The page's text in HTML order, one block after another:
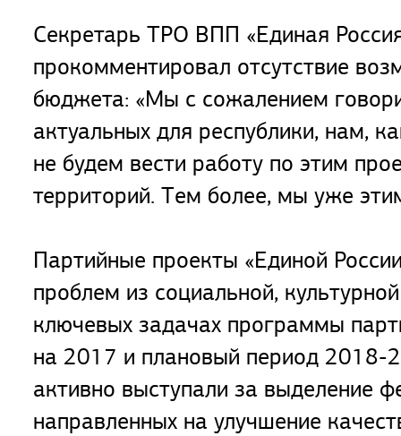
Секретарь ТРО ВПП «Единая
прокомментировал отсутствие
бюджета: «Мы с сожалением
актуальных для республики, нам,
не будем вести работу по этим
территорий. Тем более, мы уже
Партийные проекты «Единой
проблем из социальной,
ключевых задачах программы
на 2017 и плановый период 2018-
активно выступали за выделение
направленных на улучшение